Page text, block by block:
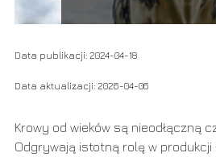
Data publikacji: 2024-04-18
Data aktualizacji: 2026-04-06
Krowy od wieków są nieodłączną
Odgrywają istotną rolę w produkcji